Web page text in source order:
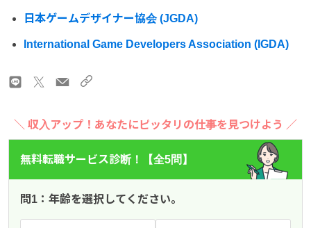
日本ゲームデザイナー協会 (JGDA)
International Game Developers Association (IGDA)
＼ 収入アップ！あなたにピッタリの仕事を見つけよう ／
無料転職サービス診断！【全5問】
問1：年齢を選択してください。